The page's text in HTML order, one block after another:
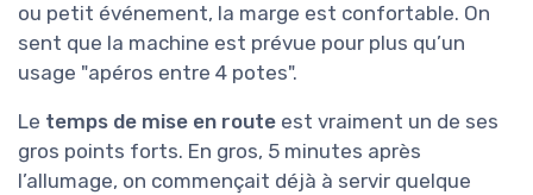
ou petit événement, la marge est confortable. On
sent que la machine est prévue pour plus qu’un
usage "apéros entre 4 potes".
Le temps de mise en route est vraiment un de ses
gros points forts. En gros, 5 minutes après
l’allumage, on commençait déjà à servir quelque